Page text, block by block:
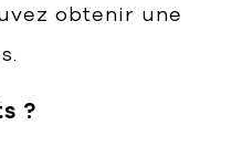
obtenir une
?